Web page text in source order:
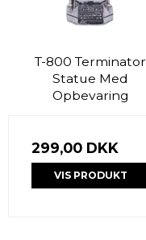
T-800 Terminator
Statue Med
Opbevaring
299,00 DKK
VIS PRODUKT